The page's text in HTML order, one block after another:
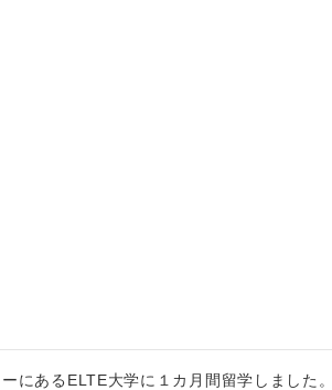
にあるELTE大学に１カ月間留学しました。